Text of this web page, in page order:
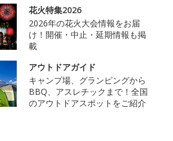
花火特集2026
2026年の花火大会情報をお届
け！開催・中止・延期情報も掲
載
アウトドアガイド
キャンプ場、グランピングから
BBQ、アスレチックまで！全国
のアウトドアスポットをご紹介